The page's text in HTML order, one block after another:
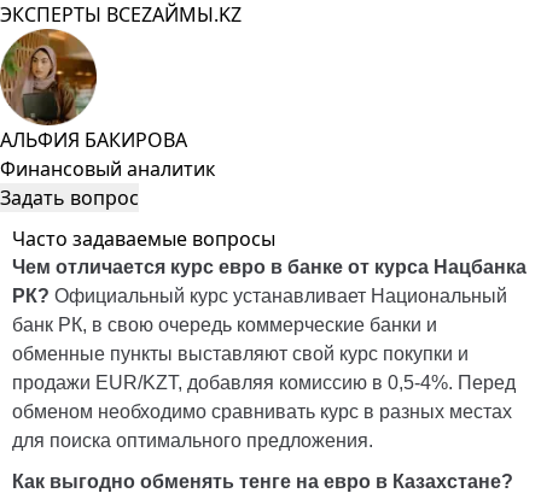
ЭКСПЕРТЫ ВСЕZAЙМЫ.KZ
АЛЬФИЯ БАКИРОВА
Финансовый аналитик
Задать вопрос
Часто задаваемые вопросы
Чем отличается курс евро в банке от курса Нацбанка
РК? Официальный курс устанавливает Национальный
банк РК, в свою очередь коммерческие банки и
обменные пункты выставляют свой курс покупки и
продажи EUR/KZT, добавляя комиссию в 0,5-4%. Перед
обменом необходимо сравнивать курс в разных местах
для поиска оптимального предложения.
Как выгодно обменять тенге на евро в Казахстане?